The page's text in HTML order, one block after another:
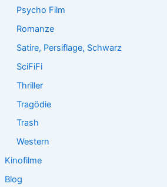
Psycho Film
Romanze
Satire, Persiflage, Schwarz
SciFiFi
Thriller
Tragödie
Trash
Western
Kinofilme
Blog